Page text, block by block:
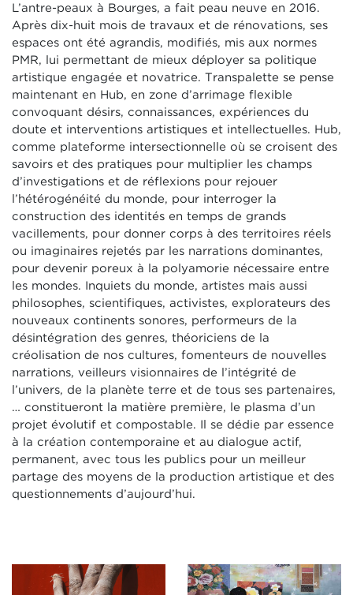
L’antre-peaux à Bourges, a fait peau neuve en 2016.
Après dix-huit mois de travaux et de rénovations, ses
espaces ont été agrandis, modifiés, mis aux normes
PMR, lui permettant de mieux déployer sa politique
artistique engagée et novatrice. Transpalette se pense
maintenant en Hub, en zone d’arrimage flexible
convoquant désirs, connaissances, expériences du
doute et interventions artistiques et intellectuelles. Hub,
comme plateforme intersectionnelle où se croisent des
savoirs et des pratiques pour multiplier les champs
d’investigations et de réflexions pour rejouer
l’hétérogénéité du monde, pour interroger la
construction des identités en temps de grands
vacillements, pour donner corps à des territoires réels
ou imaginaires rejetés par les narrations dominantes,
pour devenir poreux à la polyamorie nécessaire entre
les mondes. Inquiets du monde, artistes mais aussi
philosophes, scientifiques, activistes, explorateurs des
nouveaux continents sonores, performeurs de la
désintégration des genres, théoriciens de la
créolisation de nos cultures, fomenteurs de nouvelles
narrations, veilleurs visionnaires de l’intégrité de
l’univers, de la planète terre et de tous ses partenaires,
… constitueront la matière première, le plasma d’un
projet évolutif et compostable. Il se dédie par essence
à la création contemporaine et au dialogue actif,
permanent, avec tous les publics pour un meilleur
partage des moyens de la production artistique et des
questionnements d’aujourd’hui.